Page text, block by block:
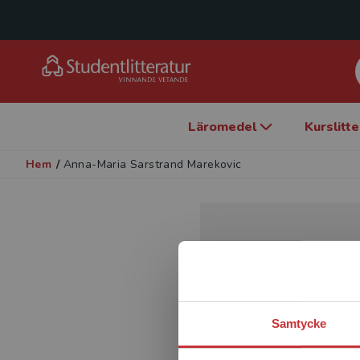
Samtycke
Läromedel
Hem / Anna-Maria Sarstrand Marekovic